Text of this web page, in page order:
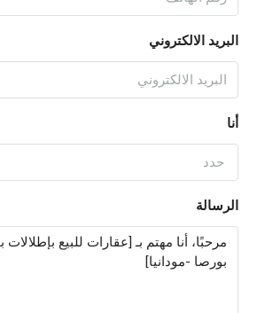
البريد الالكتروني
أنا
حدد
الرسالة